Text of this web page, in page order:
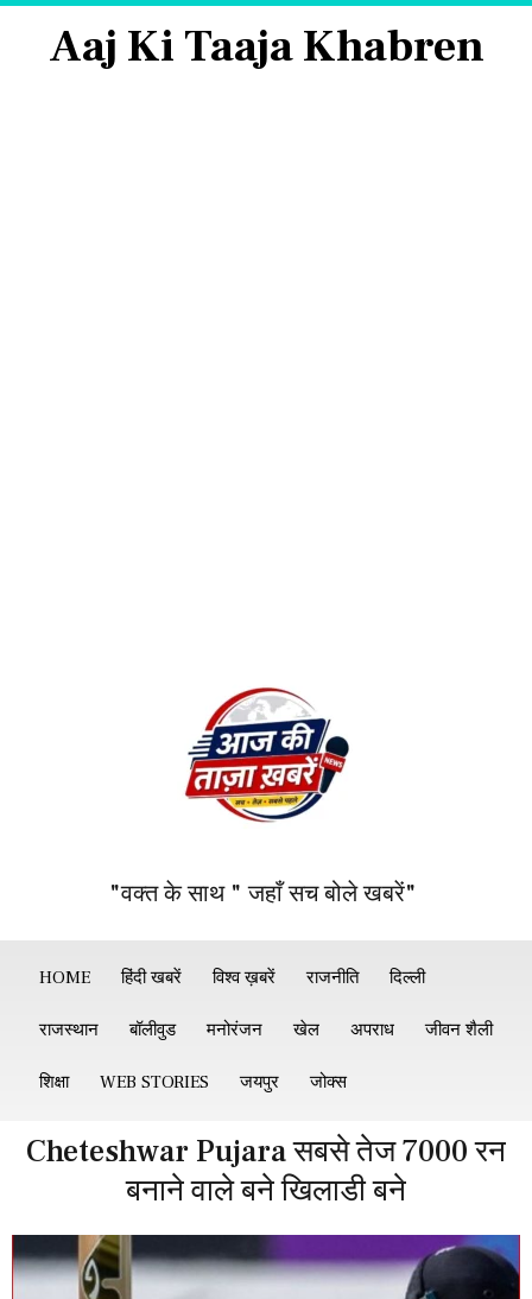
Aaj Ki Taaja Khabren
"वक्त के साथ " जहाँ सच बोले खबरें"
HOME हिंदी खबरें विश्व ख़बरें राजनीति दिल्ली
राजस्थान बॉलीवुड मनोरंजन खेल अपराध जीवन शैली
शिक्षा WEB STORIES जयपुर जोक्स
Cheteshwar Pujara सबसे तेज 7000 रन
बनाने वाले बने खिलाडी बने